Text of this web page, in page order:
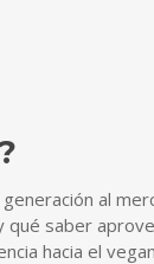
al
saber
hacia el